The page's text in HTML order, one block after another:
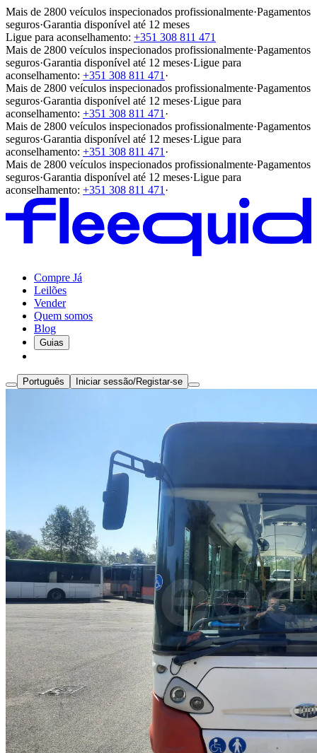
Mais de 2800 veículos inspecionados profissionalmente·Pagamentos
seguros·Garantia disponível até 12 meses
Ligue para aconselhamento: +351 308 811 471
Mais de 2800 veículos inspecionados profissionalmente·Pagamentos
seguros·Garantia disponível até 12 meses·Ligue para
aconselhamento: +351 308 811 471 ·
Mais de 2800 veículos inspecionados profissionalmente·Pagamentos
seguros·Garantia disponível até 12 meses·Ligue para
aconselhamento: +351 308 811 471 ·
Mais de 2800 veículos inspecionados profissionalmente·Pagamentos
seguros·Garantia disponível até 12 meses·Ligue para
aconselhamento: +351 308 811 471 ·
Mais de 2800 veículos inspecionados profissionalmente·Pagamentos
seguros·Garantia disponível até 12 meses·Ligue para
aconselhamento: +351 308 811 471 ·
Compre Já
Leilões
Vender
Quem somos
Blog
Guias
Português Iniciar sessão/Registar-se